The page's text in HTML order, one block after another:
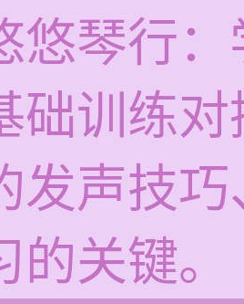
悠琴行
础训练
发声技
的关键。